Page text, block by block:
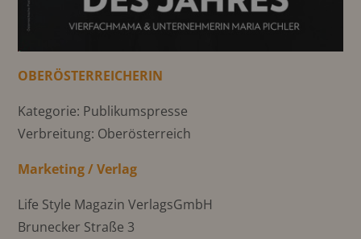
OBERÖSTERREICHERIN
Kategorie: Publikumspresse
Verbreitung: Oberösterreich
Marketing / Verlag
Life Style Magazin VerlagsGmbH
Brunecker Straße 3